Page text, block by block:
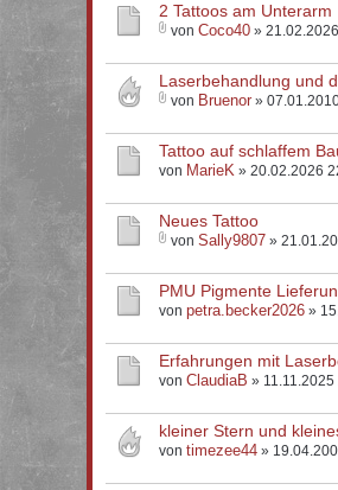
2 Tattoos am Unterarm
von Coco40 »
Laserbehandlung und
von Bruenor »
Tattoo auf schlaffem
von MarieK » 20.02.2026
Neues Tattoo
von Sally9807 »
PMU Pigmente
von petra.becker2026 »
Erfahrungen mit
von ClaudiaB » 11.11.2025
kleiner Stern und
von timezee44 »